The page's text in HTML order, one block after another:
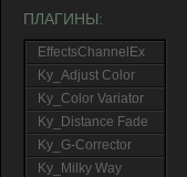
ПЛАГИНЫ:
EffectsChannelEx
Ky_Adjust Color
Ky_Color Variator
Ky_Distance Fade
Ky_G-Corrector
Ky_Milky Way